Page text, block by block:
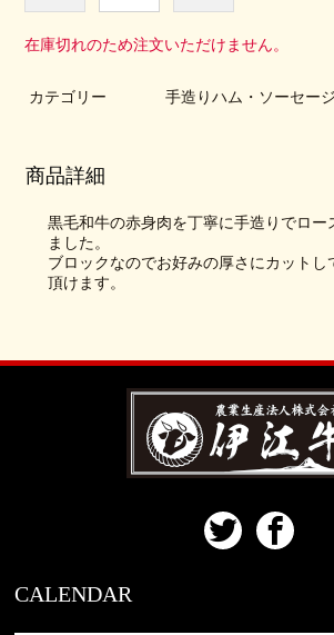
在庫切れのため注文いただけません。
カテゴリー 手造りハム・ソーセージ
商品詳細
黒毛和牛の赤身肉を丁寧に手造りでロー
ました。
ブロックなのでお好みの厚さにカットし
頂けます。
CALENDAR